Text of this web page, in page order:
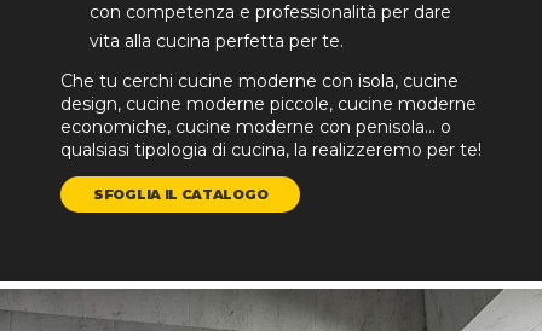
con competenza e professionalità per dare
vita alla cucina perfetta per te.
Che tu cerchi cucine moderne con isola, cucine
design, cucine moderne piccole, cucine moderne
economiche, cucine moderne con penisola… o
qualsiasi tipologia di cucina, la realizzeremo per te!
SFOGLIA IL CATALOGO